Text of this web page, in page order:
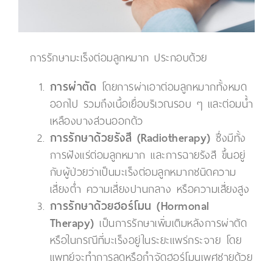
การรักษามะเร็งต่อมลูกหมาก ประกอบด้วย
การผ่าตัด โดยการผ่าเอาต่อมลูกหมากทั้งหมด
ออกไป รวมถึงเนื้อเยื่อบริเวณรอบ ๆ และต่อมน้ำ
เหลืองบางส่วนออกด้ว
การรักษาด้วยรังสี (Radiotherapy) ซึ่งมีทั้ง
การฝังแร่ต่อมลูกหมาก และการฉายรังสี ขึ้นอยู่
กับผู้ป่วยว่าเป็นมะเร็งต่อมลูกหมากชนิดความ
เสี่ยงต่ำ ความเสี่ยงปานกลาง หรือความเสี่ยงสูง
การรักษาด้วยฮอร์โมน (Hormonal
Therapy) เป็นการรักษาเพิ่มเติมหลังการผ่าตัด
หรือในกรณีที่มะเร็งอยู่ในระยะแพร่กระจาย โดย